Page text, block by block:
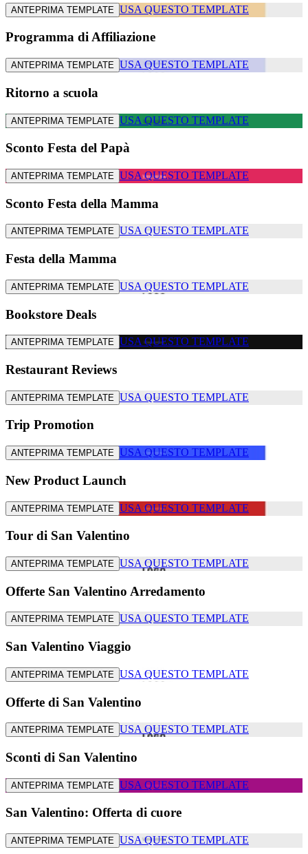
ANTEPRIMA TEMPLATE USA QUESTO TEMPLATE
Programma di Affiliazione
ANTEPRIMA TEMPLATE USA QUESTO TEMPLATE
Ritorno a scuola
ANTEPRIMA TEMPLATE USA QUESTO TEMPLATE
Sconto Festa del Papà
ANTEPRIMA TEMPLATE USA QUESTO TEMPLATE
Sconto Festa della Mamma
ANTEPRIMA TEMPLATE USA QUESTO TEMPLATE
Festa della Mamma
ANTEPRIMA TEMPLATE USA QUESTO TEMPLATE
Bookstore Deals
ANTEPRIMA TEMPLATE USA QUESTO TEMPLATE
Restaurant Reviews
ANTEPRIMA TEMPLATE USA QUESTO TEMPLATE
Trip Promotion
ANTEPRIMA TEMPLATE USA QUESTO TEMPLATE
New Product Launch
ANTEPRIMA TEMPLATE USA QUESTO TEMPLATE
Tour di San Valentino
ANTEPRIMA TEMPLATE USA QUESTO TEMPLATE
Offerte San Valentino Arredamento
ANTEPRIMA TEMPLATE USA QUESTO TEMPLATE
San Valentino Viaggio
ANTEPRIMA TEMPLATE USA QUESTO TEMPLATE
Offerte di San Valentino
ANTEPRIMA TEMPLATE USA QUESTO TEMPLATE
Sconti di San Valentino
ANTEPRIMA TEMPLATE USA QUESTO TEMPLATE
San Valentino: Offerta di cuore
ANTEPRIMA TEMPLATE USA QUESTO TEMPLATE